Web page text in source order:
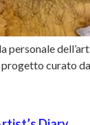
personale
curato